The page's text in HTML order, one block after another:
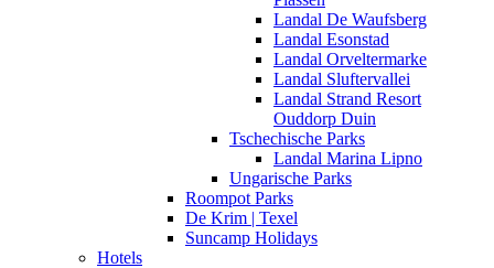
Landal De Waufsberg
Landal Esonstad
Landal Orveltermarke
Landal Sluftervallei
Landal Strand Resort
Ouddorp Duin
Tschechische Parks
Landal Marina Lipno
Ungarische Parks
Roompot Parks
De Krim | Texel
Suncamp Holidays
Hotels